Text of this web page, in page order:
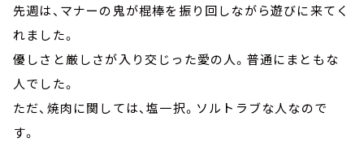
先週は、マナーの鬼が棍棒を振り回しながら遊びに来てく
れました。
優しさと厳しさが入り交じった愛の人。普通にまともな
人でした。
ただ、焼肉に関しては、塩一択。ソルトラブな人なので
す。